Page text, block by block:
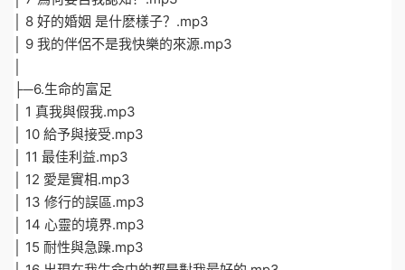
│ 8 好的婚姻 是什麽樣子？.mp3
│ 9 我的伴侶不是我快樂的來源.mp3
├─6.生命的富足
│ 1 真我與假我.mp3
│ 10 給予與接受.mp3
│ 11 最佳利益.mp3
│ 12 愛是實相.mp3
│ 13 修行的誤區.mp3
│ 14 心靈的境界.mp3
│ 15 耐性與急躁.mp3